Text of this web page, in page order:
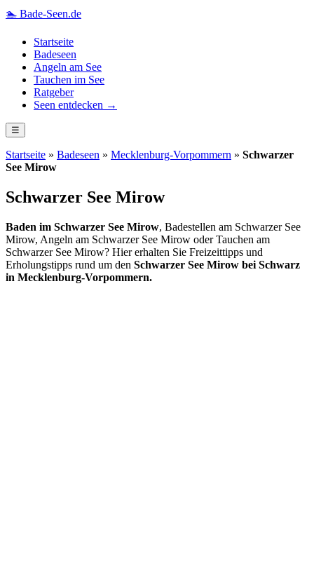
🏊 Bade-Seen.de
Startseite
Badeseen
Angeln am See
Tauchen im See
Ratgeber
Seen entdecken →
☰
Startseite » Badeseen » Mecklenburg-Vorpommern » Schwarzer
See Mirow
Schwarzer See Mirow
Baden im Schwarzer See Mirow, Badestellen am Schwarzer See
Mirow, Angeln am Schwarzer See Mirow oder Tauchen am
Schwarzer See Mirow? Hier erhalten Sie Freizeittipps und
Erholungstipps rund um den Schwarzer See Mirow bei Schwarz
in Mecklenburg-Vorpommern.